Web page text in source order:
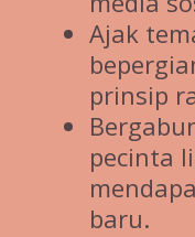
Ajak
prinsip
pecinta
baru.